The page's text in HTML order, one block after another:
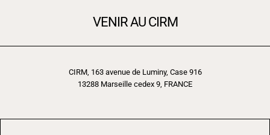
VENIR AU CIRM
CIRM, 163 avenue de Luminy, Case 916
13288 Marseille cedex 9, FRANCE